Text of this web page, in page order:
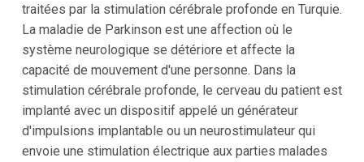
traitées par la stimulation cérébrale profonde en Turquie.
La maladie de Parkinson est une affection où le
système neurologique se détériore et affecte la
capacité de mouvement d'une personne. Dans la
stimulation cérébrale profonde, le cerveau du patient est
implanté avec un dispositif appelé un générateur
d'impulsions implantable ou un neurostimulateur qui
envoie une stimulation électrique aux parties malades